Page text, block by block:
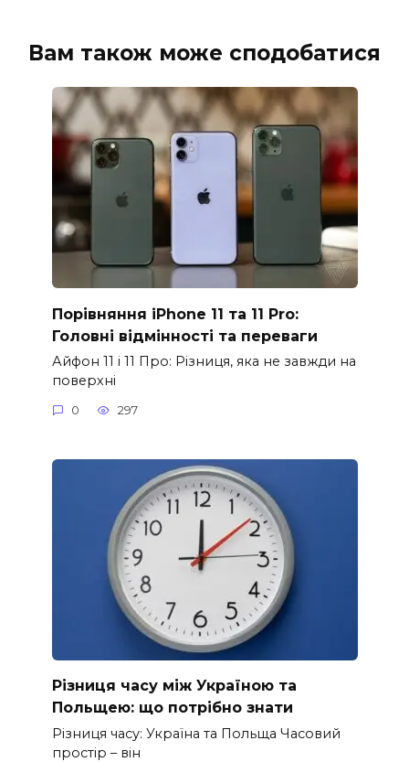
Вам також може сподобатися
Порівняння iPhone 11 та 11 Pro:
Головні відмінності та переваги
Айфон 11 і 11 Про: Різниця, яка не завжди на
поверхні
0 297
Різниця часу між Україною та
Польщею: що потрібно знати
Різниця часу: Україна та Польща Часовий
простір – він